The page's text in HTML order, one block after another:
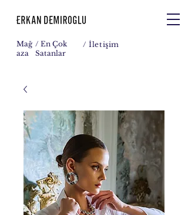
Mağ
aza
/ En Çok
Satanlar
/ İletişim